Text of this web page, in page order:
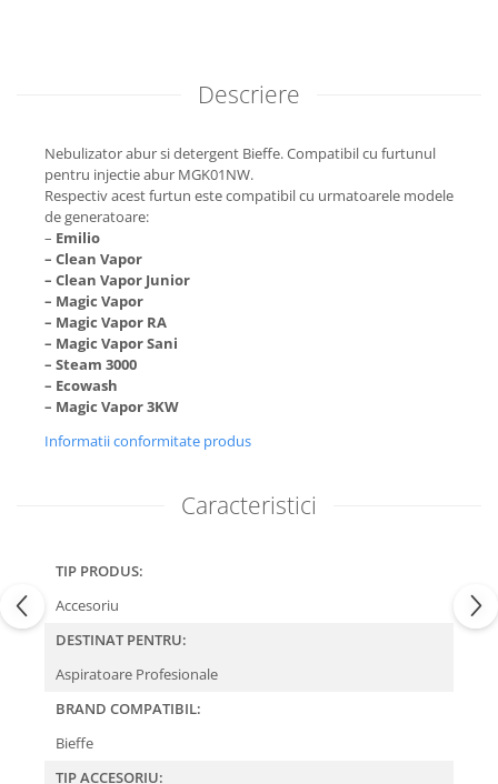
Descriere
Nebulizator abur si detergent Bieffe. Compatibil cu furtunul
pentru injectie abur MGK01NW.
Respectiv acest furtun este compatibil cu urmatoarele modele
de generatoare:
– Emilio
– Clean Vapor
– Clean Vapor Junior
– Magic Vapor
– Magic Vapor RA
– Magic Vapor Sani
– Steam 3000
– Ecowash
– Magic Vapor 3KW
Informatii conformitate produs
Caracteristici
TIP PRODUS:
Accesoriu
DESTINAT PENTRU:
Aspiratoare Profesionale
BRAND COMPATIBIL:
Bieffe
TIP ACCESORIU: